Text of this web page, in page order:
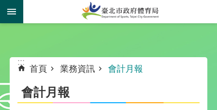
跳到主要內容區塊
:::
首頁 業務資訊 會計月報
會計月報